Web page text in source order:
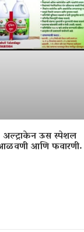
अल्ट्राकेन ऊस स्पेशल
आणि फवारणी.